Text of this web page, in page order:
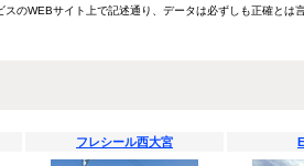
のWEBサイト上で記述通り、データは必ずしも正確と
フレシール西大宮